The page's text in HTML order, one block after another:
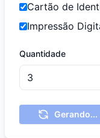
Cartão de
Impressão
Quantidade
Gerando...